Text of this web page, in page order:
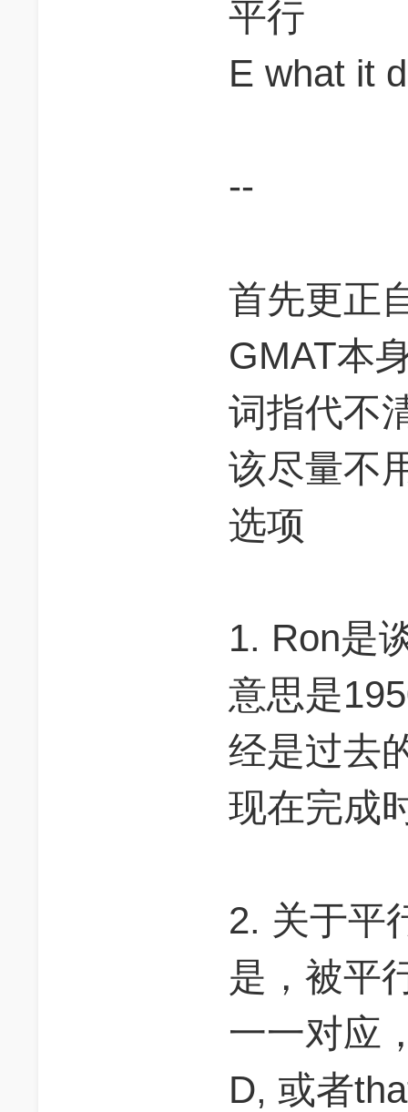
平行
E what it
--
首先更正
GMAT本
词指代不
该尽量不
选项
1. Ron是
意思是
经是过去
现在完成
2. 关于平
是，被平
一一对应
D, 或者